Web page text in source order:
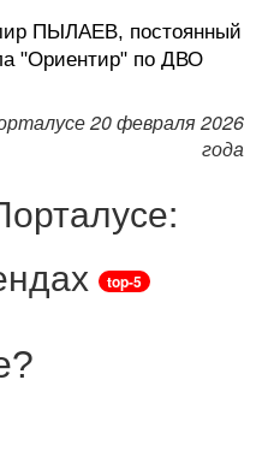
ПЫЛАЕВ, постоянный
"Ориентир" по ДВО
20 февраля 2026
года
top-5
?